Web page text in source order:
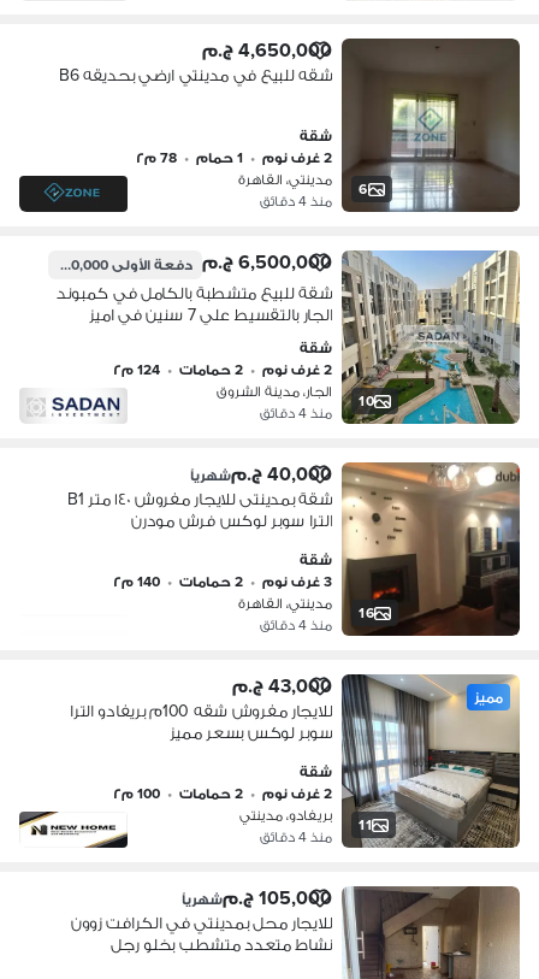
6
4,650,000 ج.م
شقه للبيع في مدينتي ارضي بحديقه B6
شقة
2 غرف نوم
• 1 حمام • 78 م٢
مدينتي، القاهرة
منذ 4 دقائق
10
6,500,000 ج.م دفعة الأولى650,000 ج.م
شقة للبيع متشطبة بالكامل في كمبوند
الجار بالتقسيط علي 7 سنين في اميز
لوكيشن علي طريق السويس - امام
مدينتي بوابة 4
شقة
2 غرف نوم
• 2 حمامات • 124 م٢
الجار، مدينة الشروق
منذ 4 دقائق
16
40,000 ج.م شهرياً
شقة بمدينتى للايجار مفروش ١٤٠ متر B1
الترا سوبر لوكس فرش مودرن
شقة
3 غرف نوم
• 2 حمامات • 140 م٢
مدينتي، القاهرة
منذ 4 دقائق
11
مميز 43,000 ج.م
للايجار مفروش شقه 100م بريفادو الترا
سوبر لوكس بسعر مميز
شقة
2 غرف نوم
• 2 حمامات • 100 م٢
بريفادو، مدينتي
منذ 4 دقائق
105,000 ج.م شهرياً
للايجار محل بمدينتي في الكرافت زوون
نشاط متعدد متشطب بخلو رجل